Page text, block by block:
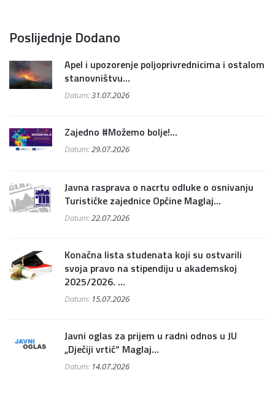
Poslijednje Dodano
Apel i upozorenje poljoprivrednicima i ostalom
stanovništvu...
Datum:31.07.2026
Zajedno #Možemo bolje!...
Datum:29.07.2026
Javna rasprava o nacrtu odluke o osnivanju
Turističke zajednice Općine Maglaj...
Datum:22.07.2026
Konačna lista studenata koji su ostvarili
svoja pravo na stipendiju u akademskoj
2025/2026. ...
Datum: 15.07.2026
Javni oglas za prijem u radni odnos u JU
„Dječiji vrtić“ Maglaj...
Datum: 14.07.2026